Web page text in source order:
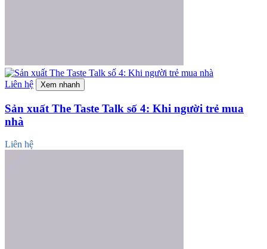
Liên hệ Xem nhanh
Sản xuất The Taste Talk số 4: Khi người trẻ mua
nhà
Liên hệ